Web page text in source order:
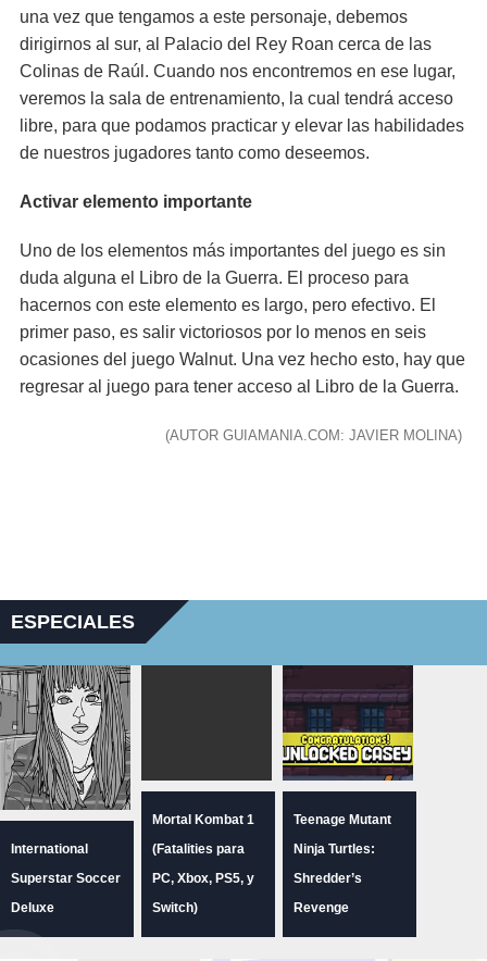
una vez que tengamos a este personaje, debemos
dirigirnos al sur, al Palacio del Rey Roan cerca de las
Colinas de Raúl. Cuando nos encontremos en ese lugar,
veremos la sala de entrenamiento, la cual tendrá acceso
libre, para que podamos practicar y elevar las habilidades
de nuestros jugadores tanto como deseemos.
Activar elemento importante
Uno de los elementos más importantes del juego es sin
duda alguna el Libro de la Guerra. El proceso para
hacernos con este elemento es largo, pero efectivo. El
primer paso, es salir victoriosos por lo menos en seis
ocasiones del juego Walnut. Una vez hecho esto, hay que
regresar al juego para tener acceso al Libro de la Guerra.
(AUTOR GUIAMANIA.COM: JAVIER MOLINA)
ESPECIALES
International
Superstar Soccer
Deluxe
Mortal Kombat 1
(Fatalities para
PC, Xbox, PS5, y
Switch)
Teenage Mutant
Ninja Turtles:
Shredder’s
Revenge